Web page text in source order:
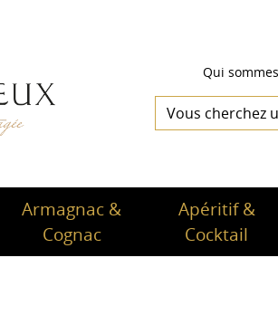
Qui
Armagnac &
Cognac
Apéritif &
Cocktail